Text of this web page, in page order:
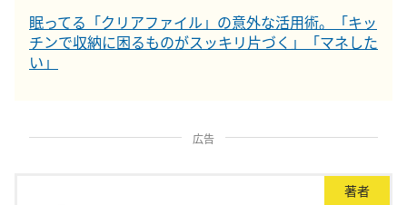
眠ってる「クリアファイル」の意外な活用術。「キッ
チンで収納に困るものがスッキリ片づく」「マネした
い」
広告
著者